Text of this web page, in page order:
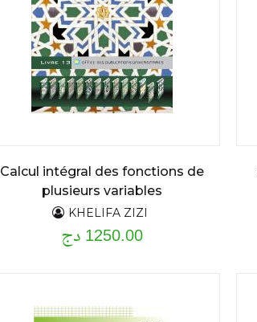
Calcul intégral des fonctions de
plusieurs variables
KHELIFA ZIZI
1250.00 دج